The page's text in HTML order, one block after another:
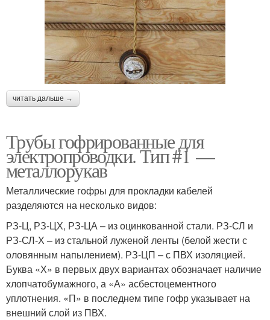
читать дальше →
Трубы гофрированные для
электропроводки. Тип #1 —
металлорукав
Металлические гофры для прокладки кабелей
разделяются на несколько видов:
РЗ-Ц, РЗ-ЦХ, РЗ-ЦА – из оцинкованной стали. РЗ-СЛ и
РЗ-СЛ-Х – из стальной луженой ленты (белой жести с
оловянным напылением). РЗ-ЦП – с ПВХ изоляцией.
Буква «Х» в первых двух вариантах обозначает наличие
хлопчатобумажного, а «А» асбестоцементного
уплотнения. «П» в последнем типе гофр указывает на
внешний слой из ПВХ.